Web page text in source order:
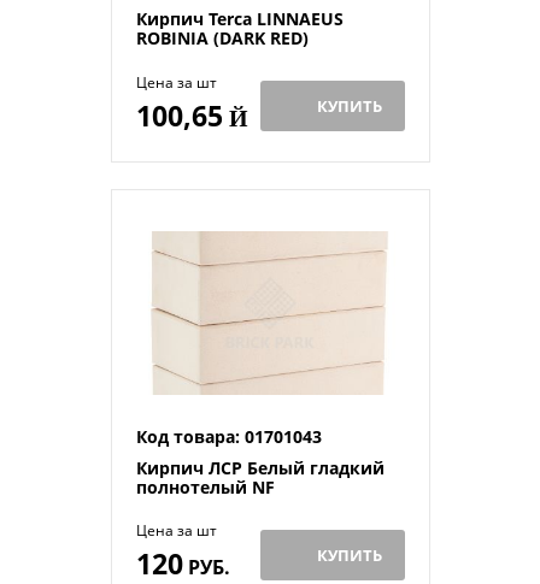
Кирпич Terca LINNAEUS
ROBINIA (DARK RED)
Цена за шт
100,65 Й КУПИТЬ
Код товара: 01701043
Кирпич ЛСР Белый гладкий
полнотелый NF
Цена за шт
120РУБ. КУПИТЬ